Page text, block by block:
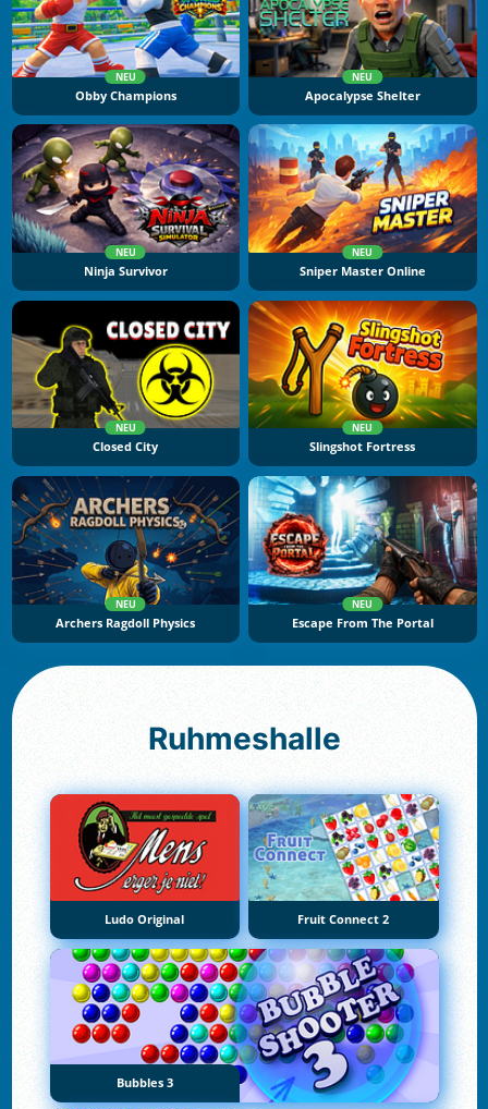
NEU
Obby Champions
NEU
Apocalypse Shelter
NEU
Ninja Survivor
NEU
Sniper Master Online
NEU
Closed City
NEU
Slingshot Fortress
NEU
Archers Ragdoll Physics
NEU
Escape From The Portal
Ruhmeshalle
Ludo Original Fruit Connect 2
Bubbles 3